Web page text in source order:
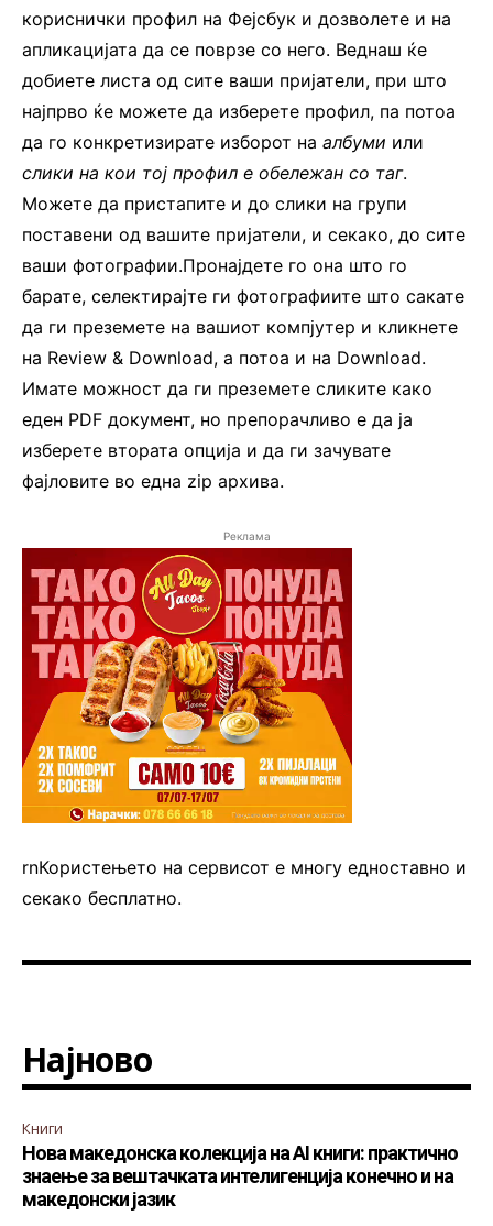
кориснички профил на Фејсбук и дозволете и на
апликацијата да се поврзе со него. Веднаш ќе
добиете листа од сите ваши пријатели, при што
најпрво ќе можете да изберете профил, па потоа
да го конкретизирате изборот на албуми или
слики на кои тој профил е обележан со таг.
Можете да пристапите и до слики на групи
поставени од вашите пријатели, и секако, до сите
ваши фотографии.Пронајдете го она што го
барате, селектирајте ги фотографиите што сакате
да ги преземете на вашиот компјутер и кликнете
на Review & Download, а потоа и на Download.
Имате можност да ги преземете сликите како
еден PDF документ, но препорачливо е да ја
изберете втората опција и да ги зачувате
фајловите во една zip архива.
Реклама
rnКористењето на сервисот е многу едноставно и
секако бесплатно.
Најново
Книги
Нова македонска колекција на AI книги: практично
знаење за вештачката интелигенција конечно и на
македонски јазик